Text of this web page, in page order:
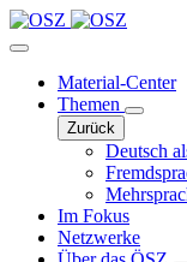
Material-Center
Themen
Zurück
Deutsch
Im Fokus
Netzwerke